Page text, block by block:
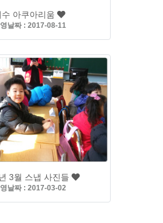
수 아쿠아리움
날짜 : 2017-08-11
3월 스냅 사진들
날짜 : 2017-03-02